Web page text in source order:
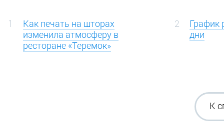
1
Как печать на шторах
изменила атмосферу в
ресторане «Теремок»
2
График
дни
К